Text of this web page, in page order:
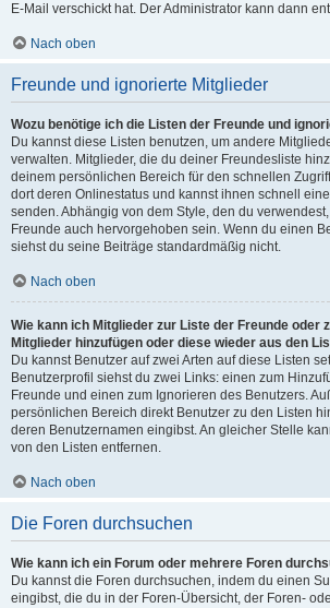
E-Mail verschickt hat. Der Administrator kann dann
Nach oben
Freunde und ignorierte Mitglieder
Wozu benötige ich die Listen der Freunde und
Du kannst diese Listen benutzen, um andere
verwalten. Mitglieder, die du deiner Freundesliste
deinem persönlichen Bereich für den schnellen
dort deren Onlinestatus und kannst ihnen schnell
senden. Abhängig von dem Style, den du
Freunde auch hervorgehoben sein. Wenn du einen
siehst du seine Beiträge standardmäßig nicht.
Nach oben
Wie kann ich Mitglieder zur Liste der Freunde oder
Mitglieder hinzufügen oder diese wieder aus den
Du kannst Benutzer auf zwei Arten auf diese Listen
Benutzerprofil siehst du zwei Links: einen zum
Freunde und einen zum Ignorieren des Benutzers.
persönlichen Bereich direkt Benutzer zu den Listen
deren Benutzernamen eingibst. An gleicher Stelle
von den Listen entfernen.
Nach oben
Die Foren durchsuchen
Wie kann ich ein Forum oder mehrere Foren
Du kannst die Foren durchsuchen, indem du einen
eingibst, die du in der Foren-Übersicht, der Foren-